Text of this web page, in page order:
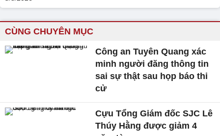
CÙNG CHUYÊN MỤC
Công an Tuyên Quang xác
minh người đăng thông tin
sai sự thật sau họp báo thi
cử
Cựu Tổng Giám đốc SJC Lê
Thúy Hằng được giảm 4